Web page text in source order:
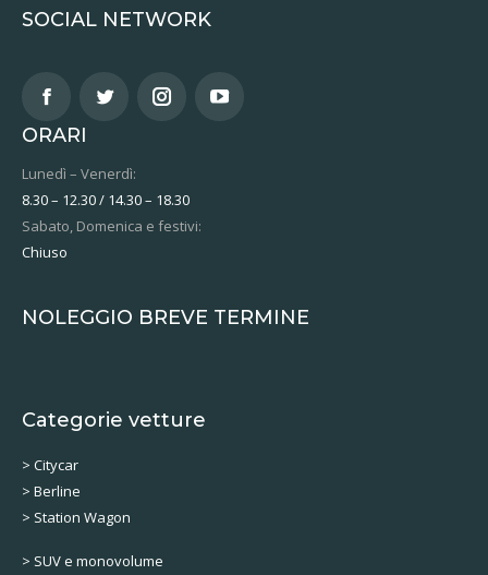
SOCIAL NETWORK
ORARI
Lunedì – Venerdì:
8.30 – 12.30 / 14.30 – 18.30
Sabato, Domenica e festivi:
Chiuso
NOLEGGIO BREVE TERMINE
Categorie vetture
> Citycar
> Berline
> Station Wagon
> SUV e monovolume